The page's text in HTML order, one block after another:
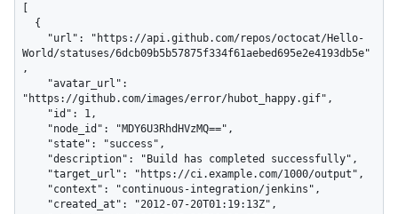
[
World/statuses/6dcb09b5b57875f334f61aebed695e2e4193db5e"
,
"https://github.com/images/error/hubot_happy.gif",